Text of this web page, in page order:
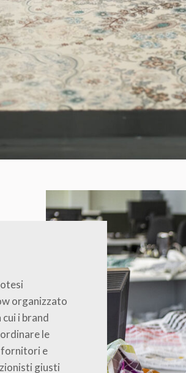
organizzato
i brand
le
fornitori e
giusti